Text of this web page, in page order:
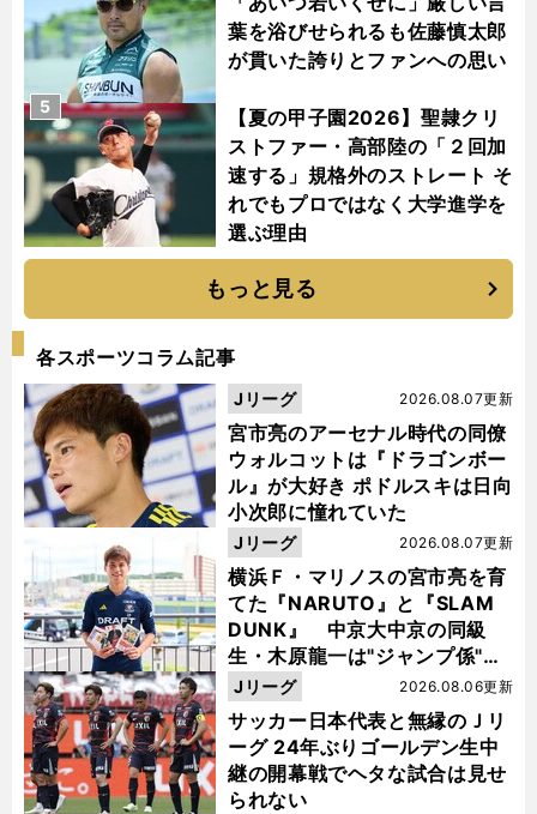
葉を浴びせられるも佐藤慎太郎
が貫いた誇りとファンへの思い
【夏の甲子園2026】聖隷クリ
ストファー・高部陸の「２回加
速する」規格外のストレート そ
れでもプロではなく大学進学を
選ぶ理由
5
もっと見る
各スポーツコラム記事
宮市亮のアーセナル時代の同僚
ウォルコットは『ドラゴンボー
ル』が大好き ポドルスキは日向
小次郎に憧れていた
2026.08.07更新
Jリーグ
横浜Ｆ・マリノスの宮市亮を育
てた『NARUTO』と『SLAM
DUNK』 中京大中京の同級
生・木原龍一は"ジャンプ係"だ
った
2026.08.07更新
Jリーグ
サッカー日本代表と無縁のＪリ
ーグ 24年ぶりゴールデン生中
継の開幕戦でヘタな試合は見せ
られない
2026.08.06更新
Jリーグ